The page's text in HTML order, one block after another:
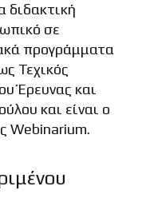
διδακτική
σε
προγράμματα
Τεχικός
Έρευνας και
και είναι ο
Webinarium.